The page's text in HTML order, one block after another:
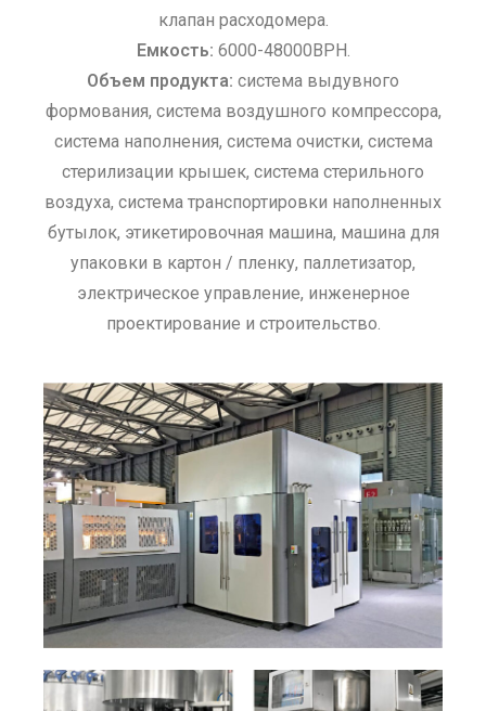
клапан расходомера.
Емкость: 6000-48000BPH.
Объем продукта: система выдувного
формования, система воздушного компрессора,
система наполнения, система очистки, система
стерилизации крышек, система стерильного
воздуха, система транспортировки наполненных
бутылок, этикетировочная машина, машина для
упаковки в картон / пленку, паллетизатор,
электрическое управление, инженерное
проектирование и строительство.